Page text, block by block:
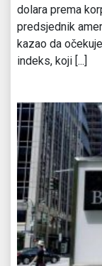
dolara prema
predsjednik
kazao da
indeks, koji [...]